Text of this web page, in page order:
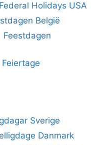
Federal Holidays USA
België
Feestdagen
Feiertage
Sverige
Danmark